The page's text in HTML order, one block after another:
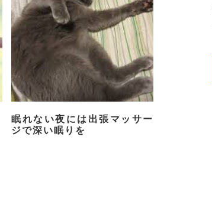
眠れない夜には出張マッサー
ジで深い眠りを